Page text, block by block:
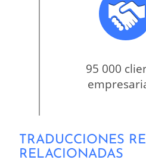
95 000
TRADUCCIONES
RELACIONADAS